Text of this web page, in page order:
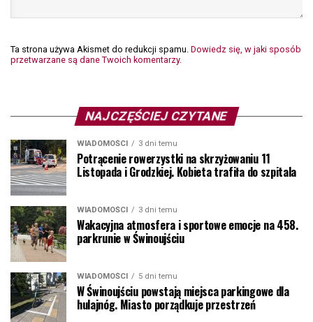
Ta strona używa Akismet do redukcji spamu. Dowiedz się, w jaki sposób
przetwarzane są dane Twoich komentarzy.
NAJCZĘŚCIEJ CZYTANE
WIADOMOŚCI 3 dni temu
Potrącenie rowerzystki na skrzyżowaniu 11
Listopada i Grodzkiej. Kobieta trafiła do szpitala
WIADOMOŚCI 3 dni temu
Wakacyjna atmosfera i sportowe emocje na 458.
parkrunie w Świnoujściu
WIADOMOŚCI 5 dni temu
W Świnoujściu powstają miejsca parkingowe dla
hulajnóg. Miasto porządkuje przestrzeń